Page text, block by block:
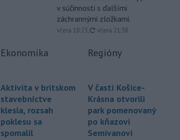
ľudí v Mníchove a zabil dvojročné
dievča a jej 37-ročnú matku.
- Severná Kórea vo štvrtok
neidentifikovaný
- Island si v prípade obnovenia
rokovaní o vstupe do Európskej
únie chce zachovať suverénnu
kontrolu nad všetkým rybolovom.
v súčinnosti s ďalšími
záchrannými zložkami.
včera 18:23, aktualizované
včera 21:38
Ekonomika
Aktivita v britskom
stavebníctve
klesla, rozsah
poklesu sa
spomalil
Regióny
V časti Košice-
Krásna otvorili
park pomenovaný
po kňazovi
Semivanovi